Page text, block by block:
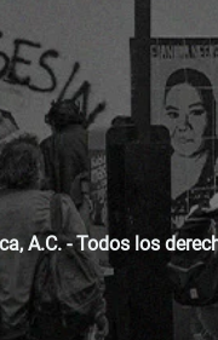
A.C. - Todos los